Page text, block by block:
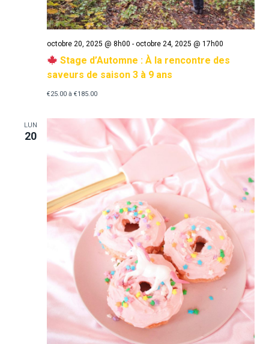
Stage d’Automne : À la rencontre des
saveurs de saison 3 à 9 ans
octobre 20, 2025 @ 8h00 - octobre 24, 2025 @ 17h00
€25.00 à €185.00
LUN
20